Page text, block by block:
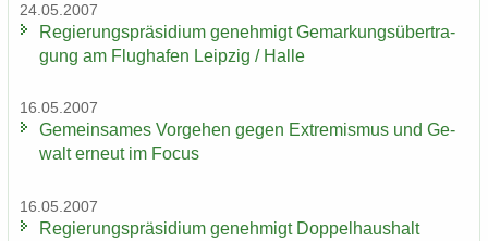
24.05.2007
Re­gie­rungs­prä­si­di­um ge­neh­migt Ge­mar­kungs­über­tra­
gung am Flug­ha­fen Leip­zig / Halle
16.05.2007
Ge­mein­sa­mes Vor­ge­hen gegen Ex­tre­mis­mus und Ge­
walt er­neut im Focus
16.05.2007
Re­gie­rungs­prä­si­di­um ge­neh­migt Dop­pel­haus­halt